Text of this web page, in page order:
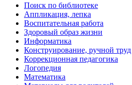
Поиск по библиотеке
Аппликация, лепка
Воспитательная работа
Здоровый образ жизни
Информатика
Конструирование, ручной труд
Коррекционная педагогика
Логопедия
Математика